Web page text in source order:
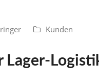
Kunden
Lager-